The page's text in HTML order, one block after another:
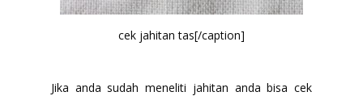
cek jahitan tas[/caption]
Jika anda sudah meneliti jahitan anda bisa cek